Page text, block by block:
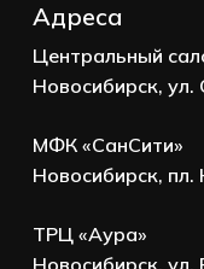
Адреса
Центральный
Новосибирск, ул.
МФК «СанСити»
Новосибирск,
ТРЦ «Аура»